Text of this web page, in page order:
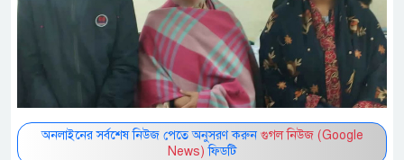
অনলাইনের সর্বশেষ নিউজ পেতে অনুসরণ করুন গুগল নিউজ (Google
News) ফিডটি